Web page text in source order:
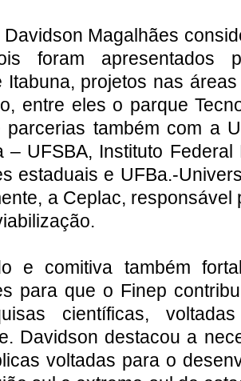
Magalhães
foram apresentados
Itabuna, projetos nas
entre eles o parque
parcerias também com a
– UFSBA, Instituto
estaduais e UFBa.-
a Ceplac,
e comitiva também
para que o Finep
científicas,
Davidson destacou a
voltadas para o